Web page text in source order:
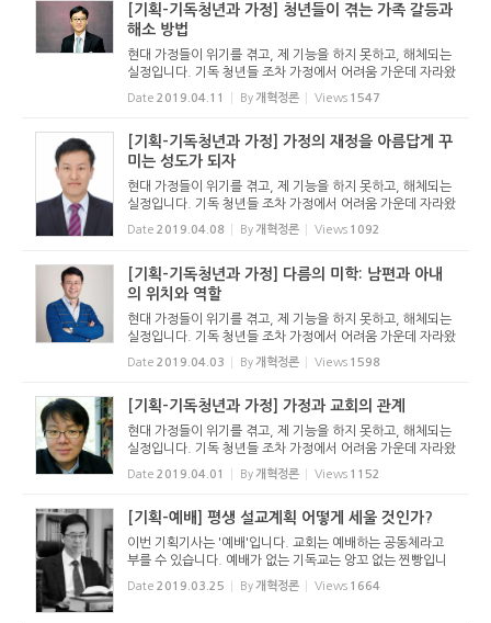
[기획-기독청년과 가정] 청년들이 겪는 가족 갈등과
해소 방법
현대 가정들이 위기를 겪고, 제 기능을 하지 못하고, 해체되는
실정입니다. 기독 청년들 조차 가정에서 어려움 가운데 자라왔
고, 자신이 이룰 독립된 가정에 대해서도 막연함과 두려움을
가지고 있습니다. 이에 가정의 건강한 일원으로 자리매김할 뿐
Date 2019.04.11 By 개혁정론 Views 1547
[기획-기독청년과 가정] 가정의 재정을 아름답게 꾸
미는 성도가 되자
현대 가정들이 위기를 겪고, 제 기능을 하지 못하고, 해체되는
실정입니다. 기독 청년들 조차 가정에서 어려움 가운데 자라왔
고, 자신이 이룰 독립된 가정에 대해서도 막연함과 두려움을
가지고 있습니다. 이에 가정의 건강한 일원으로 자리매김할 뿐
Date 2019.04.08 By 개혁정론 Views 1092
[기획-기독청년과 가정] 다름의 미학: 남편과 아내
의 위치와 역할
현대 가정들이 위기를 겪고, 제 기능을 하지 못하고, 해체되는
실정입니다. 기독 청년들 조차 가정에서 어려움 가운데 자라왔
고, 자신이 이룰 독립된 가정에 대해서도 막연함과 두려움을
가지고 있습니다. 이에 가정의 건강한 일원으로 자리매김할 뿐
Date 2019.04.03 By 개혁정론 Views 1598
[기획-기독청년과 가정] 가정과 교회의 관계
현대 가정들이 위기를 겪고, 제 기능을 하지 못하고, 해체되는
실정입니다. 기독 청년들 조차 가정에서 어려움 가운데 자라왔
고, 자신이 이룰 독립된 가정에 대해서도 막연함과 두려움을
가지고 있습니다. 이에 가정의 건강한 일원으로 자리매김할 뿐
Date 2019.04.01 By 개혁정론 Views 1152
[기획-예배] 평생 설교계획 어떻게 세울 것인가?
이번 기획기사는 '예배'입니다. 교회는 예배하는 공동체라고
부를 수 있습니다. 예배가 없는 기독교는 앙꼬 없는 찐빵입니
다. 우리는 제대로 예배하고 있는 것일까요? 우리의 예배는 다
른 종교의 예배와 어떻게 다를까요? 구약성경 말라기서에 보
Date 2019.03.25 By 개혁정론 Views 1664